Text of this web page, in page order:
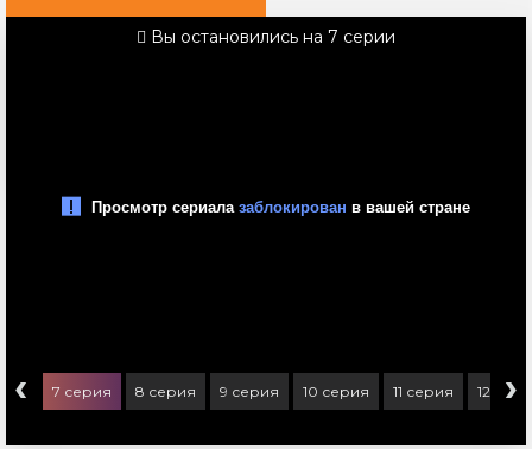
Вы остановились на 7 серии
‹ 7 серия 8 серия 9 серия 10 серия 11 серия 12 ›